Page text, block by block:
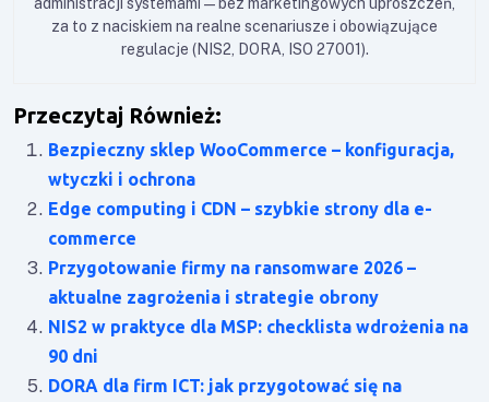
administracji systemami — bez marketingowych uproszczeń,
za to z naciskiem na realne scenariusze i obowiązujące
regulacje (NIS2, DORA, ISO 27001).
Przeczytaj Również:
Bezpieczny sklep WooCommerce – konfiguracja,
wtyczki i ochrona
Edge computing i CDN – szybkie strony dla e-
commerce
Przygotowanie firmy na ransomware 2026 –
aktualne zagrożenia i strategie obrony
NIS2 w praktyce dla MSP: checklista wdrożenia na
90 dni
DORA dla firm ICT: jak przygotować się na